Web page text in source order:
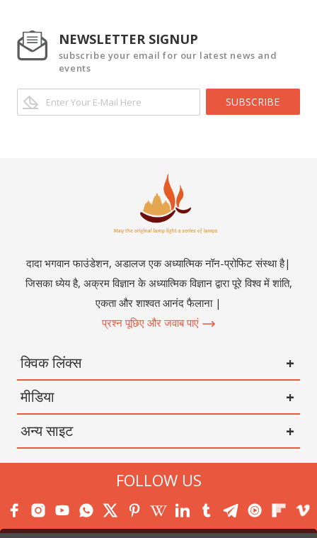
NEWSLETTER SIGNUP
subscribe your email for our latest news and
events
SUBSCRIBE
दादा भगवान फाउंडेशन, अडालज एक अध्यात्मिक नॉन-प्रोफिट संस्था है|
जिसका ध्येय है, अक्रम विज्ञान के अध्यात्मिक विज्ञान द्वारा पूरे विश्व में शांति,
एकता और शाश्वत आनंद फैलाना |
प्रश्न पूछिए और जवाब पाएं
क्विक लिंक्स
मीडिया
अन्य साइट
FOLLOW US